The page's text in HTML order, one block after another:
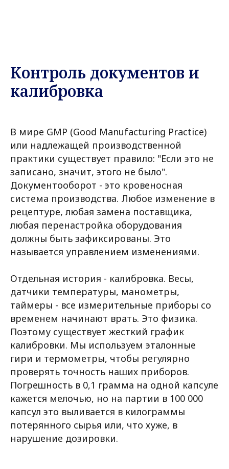
Контроль документов и
калибровка
В мире GMP (Good Manufacturing Practice)
или надлежащей производственной
практики существует правило: "Если это не
записано, значит, этого не было".
Документооборот - это кровеносная
система производства. Любое изменение в
рецептуре, любая замена поставщика,
любая перенастройка оборудования
должны быть зафиксированы. Это
называется управлением изменениями.
Отдельная история - калибровка. Весы,
датчики температуры, манометры,
таймеры - все измерительные приборы со
временем начинают врать. Это физика.
Поэтому существует жесткий график
калибровки. Мы используем эталонные
гири и термометры, чтобы регулярно
проверять точность наших приборов.
Погрешность в 0,1 грамма на одной капсуле
кажется мелочью, но на партии в 100 000
капсул это выливается в килограммы
потерянного сырья или, что хуже, в
нарушение дозировки.